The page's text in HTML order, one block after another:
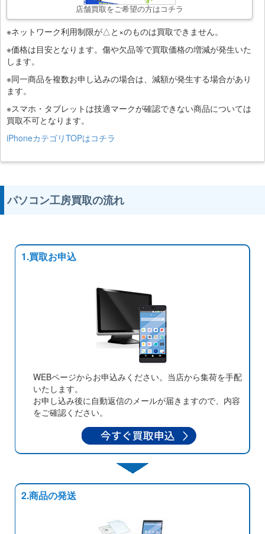
店舗買取をご希望の方はコチラ
※ネットワーク利用制限が△と×のものは買取できません。
※価格は目安となります。傷や欠品等で買取価格の増減が発生いた
します。
※同一商品を複数お申し込みの場合は、減額が発生する場合があり
ます。
※スマホ・タブレットは技適マークが確認できない商品については
買取不可となります。
iPhoneカテゴリTOPはコチラ
パソコン工房買取の流れ
1.買取お申込
WEBページからお申込みください。当店から集荷を手配
いたします。
お申し込み後に自動返信のメールが届きますので、内容
をご確認ください。
2.商品の発送